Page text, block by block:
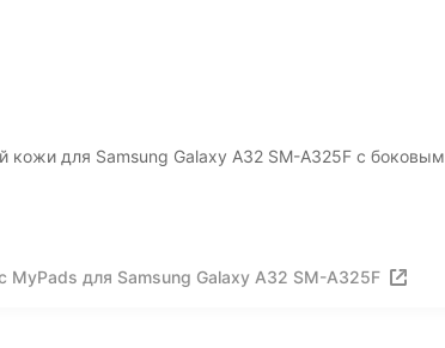
для Samsung Galaxy A32 SM-A325F с боковым
MyPads для Samsung Galaxy A32 SM-A325F